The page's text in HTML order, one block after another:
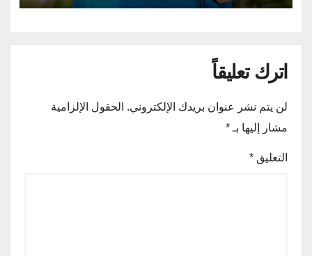
اترك تعليقاً
لن يتم نشر عنوان بريدك الإلكتروني. الحقول الإلزامية
مشار إليها بـ *
التعليق *